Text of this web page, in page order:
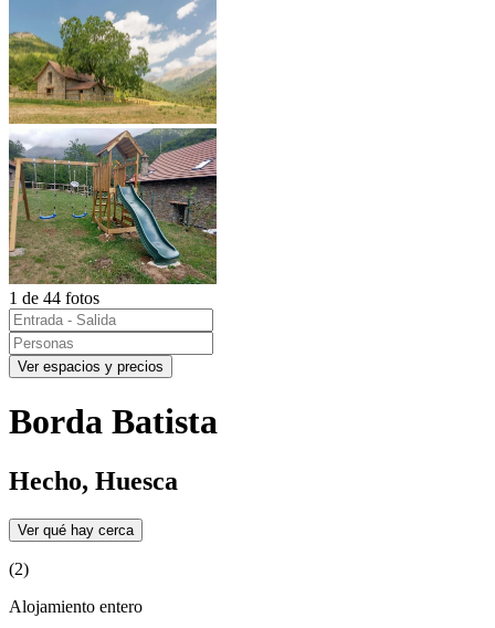
1 de 44 fotos
Ver espacios y precios
Borda Batista
Hecho, Huesca
Ver qué hay cerca
(2)
Alojamiento entero